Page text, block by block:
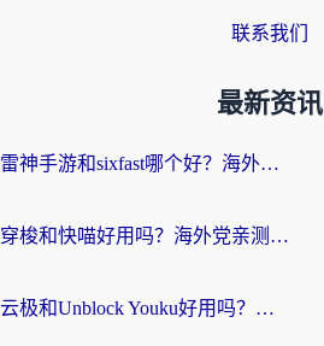
联系我们
最新资讯
雷神手游和sixfast哪个好？海外党亲测3款回国加速器，教你选对不踩坑
穿梭和快喵好用吗？海外党亲测：小众加速器对比+番茄加速器深度体验
云极和Unblock Youku好用吗？海外党亲测+2026回国加速器避坑指南